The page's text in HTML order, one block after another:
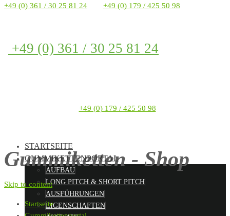
+49 (0) 361 / 30 25 81 24 +49 (0) 179 / 425 50 98
+49 (0) 361 / 30 25 81 24
+49 (0) 179 / 425 50 98
Gummiketten - Shop
STARTSEITE
GUMMIKETTENPORTAL
AUFBAU
LONG PITCH & SHORT PITCH
AUSFÜHRUNGEN
EIGENSCHAFTEN
Skip to content
Startseite